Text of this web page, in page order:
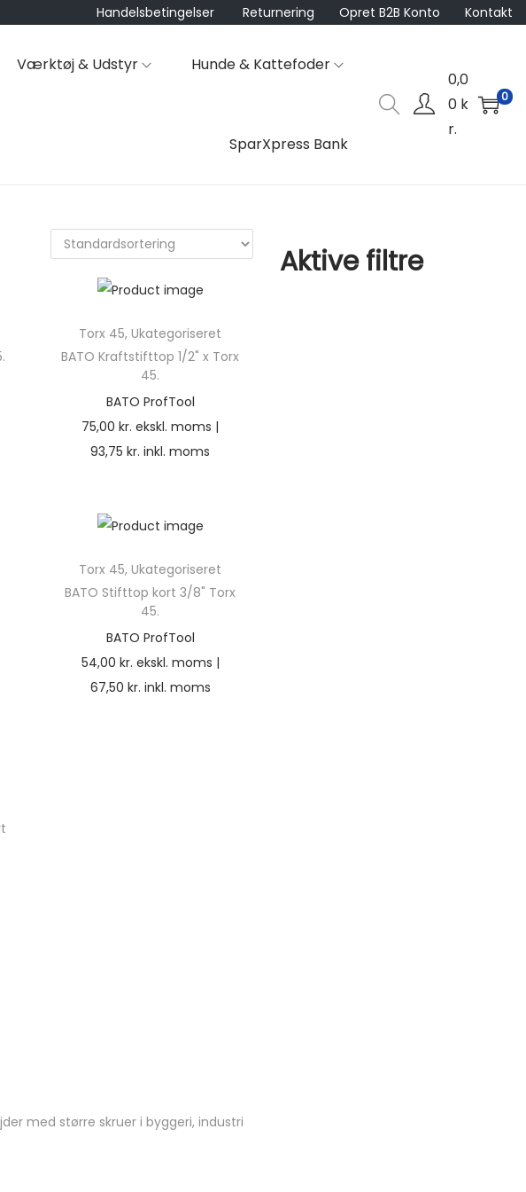
Handelsbetingelser Returnering Opret B2B Konto Kontakt
Værktøj & Udstyr Hunde & Kattefoder
SparXpress Bank
0,0
0 k
r.
0
Torx 45,Ukategoriseret
BATO Kraftstifttop 1/2" x Torx
45.
BATO ProfTool
75,00kr. ekskl. moms |
93,75kr. inkl. moms
Torx 45,Ukategoriseret
BATO Stifttop kort 3/8" Torx
45.
BATO ProfTool
54,00 kr. ekskl. moms |
67,50 kr. inkl. moms
med større skruer i byggeri, industri
Aktive filtre